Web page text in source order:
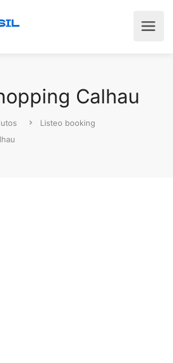
Calhau
Listeo booking